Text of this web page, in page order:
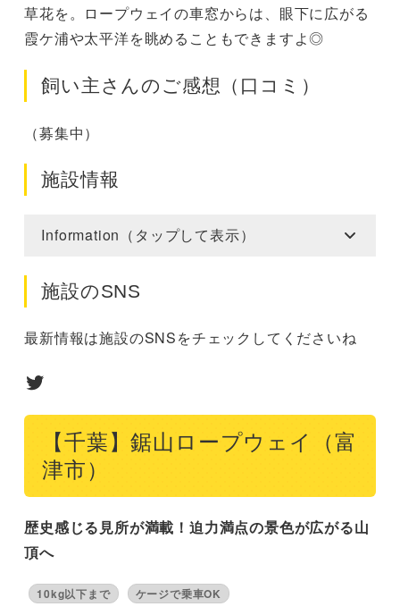
草花を。ロープウェイの車窓からは、眼下に広がる
霞ケ浦や太平洋を眺めることもできますよ◎
飼い主さんのご感想（口コミ）
（募集中）
施設情報
Information（タップして表示）
施設のSNS
最新情報は施設のSNSをチェックしてくださいね
Twitter
【千葉】鋸山ロープウェイ（富
津市）
歴史感じる見所が満載！迫力満点の景色が広がる山
頂へ
10kg以下まで ケージで乗車OK